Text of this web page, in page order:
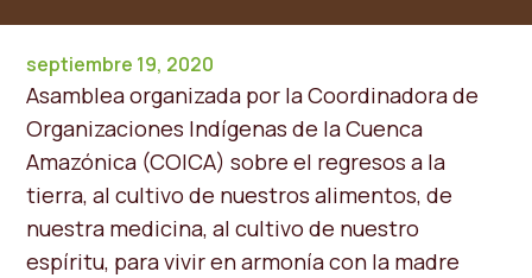
septiembre 19, 2020
Asamblea organizada por la Coordinadora de
Organizaciones Indígenas de la Cuenca
Amazónica (COICA) sobre el regresos a la
tierra, al cultivo de nuestros alimentos, de
nuestra medicina, al cultivo de nuestro
espíritu, para vivir en armonía con la madre